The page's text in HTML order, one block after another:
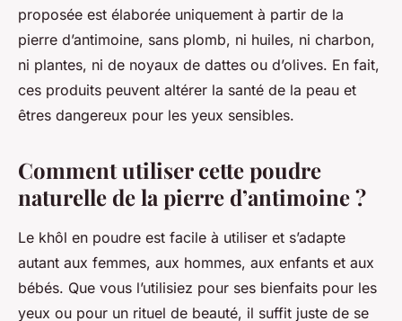
proposée est élaborée uniquement à partir de la
pierre d’antimoine, sans plomb, ni huiles, ni charbon,
ni plantes, ni de noyaux de dattes ou d’olives. En fait,
ces produits peuvent altérer la santé de la peau et
êtres dangereux pour les yeux sensibles.
Comment utiliser cette poudre
naturelle de la pierre d’antimoine ?
Le khôl en poudre est facile à utiliser et s’adapte
autant aux femmes, aux hommes, aux enfants et aux
bébés. Que vous l’utilisiez pour ses bienfaits pour les
yeux ou pour un rituel de beauté, il suffit juste de se